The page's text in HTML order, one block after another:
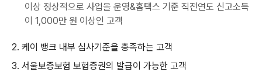
이상 정상적으로 사업을 운영&홈택스 기준 직전연도 신고소득
이 1,000만 원 이상인 고객
2. 케이 뱅크 내부 심사기준을 충족하는 고객
3. 서울보증보험 보험증권의 발급이 가능한 고객